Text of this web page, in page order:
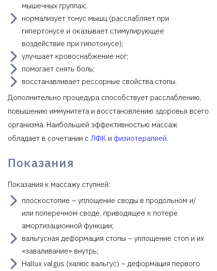
мышечных группах;
нормализует тонус мышц (расслабляет при
гипертонусе и оказывает стимулирующее
воздействие при гипотонусе);
улучшает кровоснабжение ног;
помогает снять боль;
восстанавливает рессорные свойства стопы.
Дополнительно процедура способствует расслаблению,
повышению иммунитета и восстановлению здоровья всего
организма. Наибольшей эффективностью массаж
обладает в сочетании с ЛФК и физиотерапией.
Показания
Показания к массажу ступней:
плоскостопие – уплощение своды в продольном и/
или поперечном своде, приводящее к потере
амортизационной функции;
вальгусная деформация стопы – уплощение стоп и их
«заваливание» внутрь;
Hallux valgus (халюс вальгус) – деформация первого